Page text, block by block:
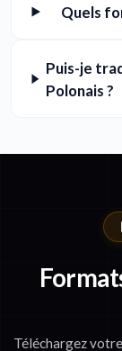
Quels
Puis-je
Polonais ?
Téléchargez